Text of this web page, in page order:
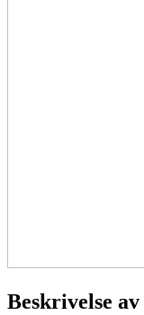
Beskrivelse av